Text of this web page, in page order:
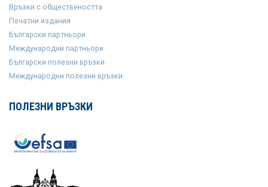
Връзки с обществеността
Печатни издания
Български партньори
Международни партньори
Български полезни връзки
Международни полезни връзки
ПОЛЕЗНИ ВРЪЗКИ